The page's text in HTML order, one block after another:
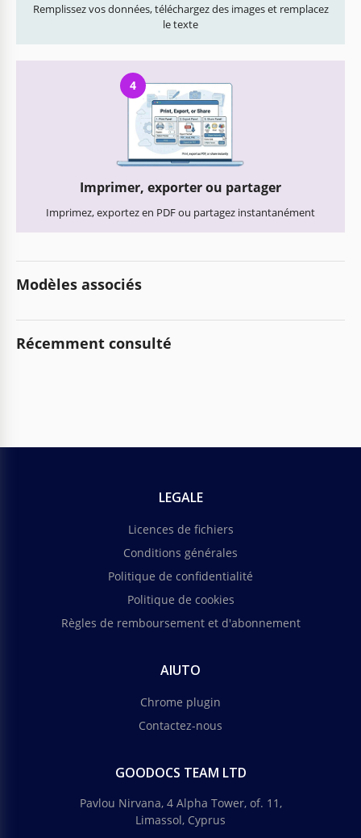
Remplissez vos données, téléchargez des images et remplacez
le texte
4
Imprimer, exporter ou partager
Imprimez, exportez en PDF ou partagez instantanément
Modèles associés
Récemment consulté
LEGALE
Licences de fichiers
Conditions générales
Politique de confidentialité
Politique de cookies
Règles de remboursement et d'abonnement
AIUTO
Chrome plugin
Contactez-nous
GOODOCS TEAM LTD
Pavlou Nirvana, 4 Alpha Tower, of. 11,
Limassol, Cyprus